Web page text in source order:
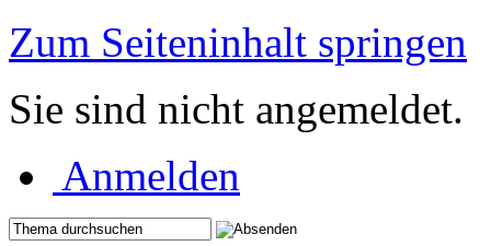
Zum Seiteninhalt springen
Sie sind nicht angemeldet.
Anmelden